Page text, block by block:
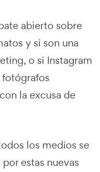
abierto sobre
y si son una
o si Instagram
fotógrafos
la excusa de
los medios se
estas nuevas